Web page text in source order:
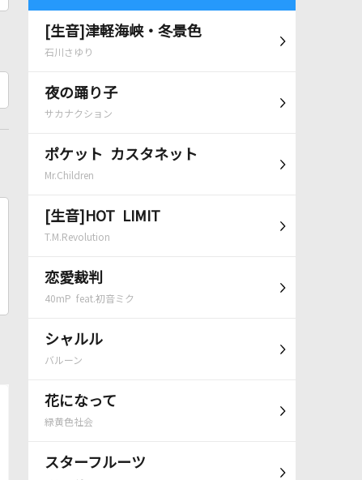
[生音]津軽海峡・冬景色
石川さゆり
夜の踊り子
サカナクション
ポケット カスタネット
Mr.Children
[生音]HOT LIMIT
T.M.Revolution
恋愛裁判
40mP feat.初音ミク
シャルル
バルーン
花になって
緑黄色社会
スターフルーツ